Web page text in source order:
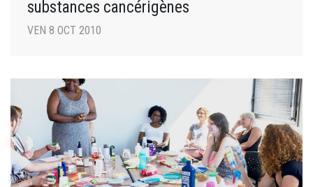
substances cancérigènes
VEN 8 OCT 2010